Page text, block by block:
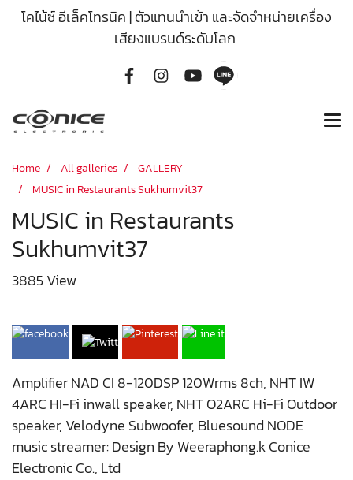
โคไน้ซ์ อีเล็คโทรนิค | ตัวแทนนำเข้า และจัดจำหน่ายเครื่อง
เสียงแบรนด์ระดับโลก
Home All galleries
GALLERY
MUSIC in Restaurants Sukhumvit37
MUSIC in Restaurants
Sukhumvit37
3885 View
Amplifier NAD CI 8-120DSP 120Wrms 8ch, NHT IW
4ARC HI-Fi inwall speaker, NHT O2ARC Hi-Fi Outdoor
speaker, Velodyne Subwoofer, Bluesound NODE
music streamer: Design By Weeraphong.k Conice
Electronic Co., Ltd